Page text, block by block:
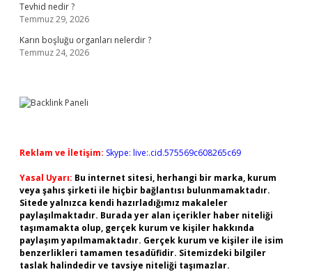
Tevhid nedir ?
Temmuz 29, 2026
Karın boşluğu organları nelerdir ?
Temmuz 24, 2026
Reklam ve İletişim: Skype: live:.cid.575569c608265c69
Yasal Uyarı: Bu internet sitesi, herhangi bir marka, kurum
veya şahıs şirketi ile hiçbir bağlantısı bulunmamaktadır.
Sitede yalnızca kendi hazırladığımız makaleler
paylaşılmaktadır. Burada yer alan içerikler haber niteliği
taşımamakta olup, gerçek kurum ve kişiler hakkında
paylaşım yapılmamaktadır. Gerçek kurum ve kişiler ile isim
benzerlikleri tamamen tesadüfidir. Sitemizdeki bilgiler
taslak halindedir ve tavsiye niteliği taşımazlar.